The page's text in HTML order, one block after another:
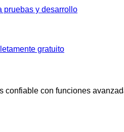
pruebas y desarrollo
gratuito
confiable con funciones